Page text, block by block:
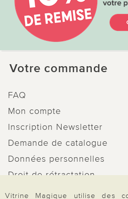
Votre commande
FAQ
Mon compte
Inscription Newsletter
Demande de catalogue
Données personnelles
Droit de rétractation
Rétractation
Vitrine Magique utilise des